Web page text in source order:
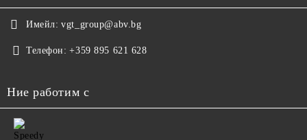
Имейл: vgt_group@abv.bg
Телефон: +359 895 621 628
Ние работим с